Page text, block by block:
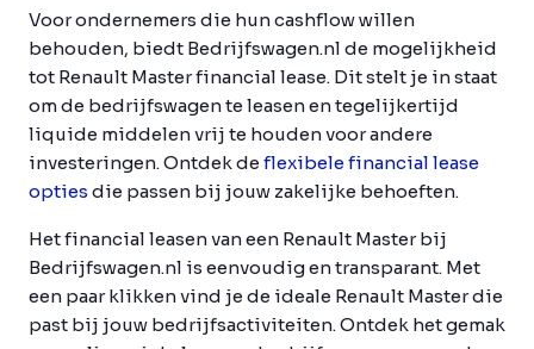
Voor ondernemers die hun cashflow willen
behouden, biedt Bedrijfswagen.nl de mogelijkheid
tot Renault Master financial lease. Dit stelt je in staat
om de bedrijfswagen te leasen en tegelijkertijd
liquide middelen vrij te houden voor andere
investeringen. Ontdek deflexibele financial lease
opties die passen bij jouw zakelijke behoeften.
Het financial leasen van een Renault Master bij
Bedrijfswagen.nl is eenvoudig en transparant. Met
een paar klikken vind je de ideale Renault Master die
past bij jouw bedrijfsactiviteiten. Ontdek het gemak